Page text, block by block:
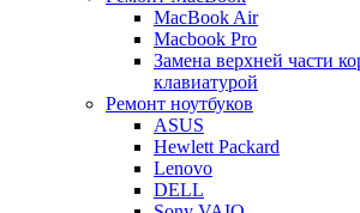
MacBook Air
Macbook Pro
Замена верхней части
клавиатурой
Ремонт ноутбуков
ASUS
Hewlett Packard
Lenovo
DELL